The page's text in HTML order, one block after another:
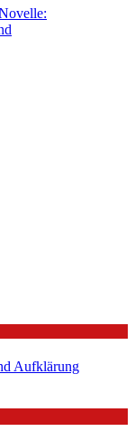
Aufklärung